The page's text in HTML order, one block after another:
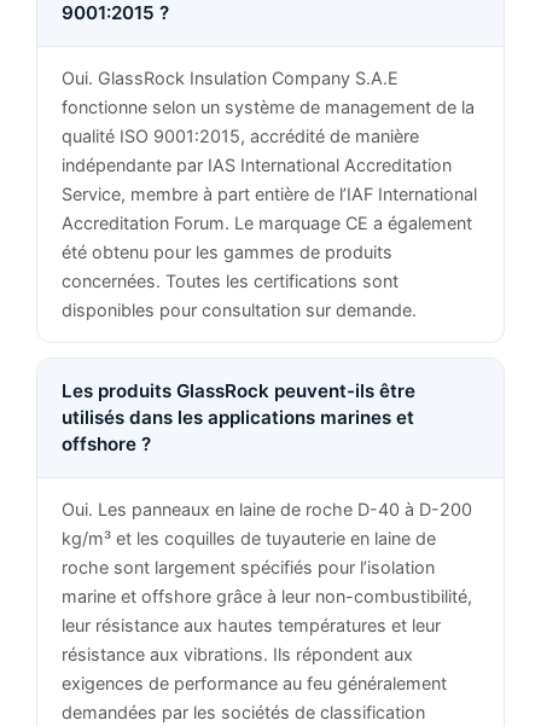
9001:2015 ?
Oui. GlassRock Insulation Company S.A.E
fonctionne selon un système de management de la
qualité ISO 9001:2015, accrédité de manière
indépendante par IAS International Accreditation
Service, membre à part entière de l’IAF International
Accreditation Forum. Le marquage CE a également
été obtenu pour les gammes de produits
concernées. Toutes les certifications sont
disponibles pour consultation sur demande.
Les produits GlassRock peuvent-ils être
utilisés dans les applications marines et
offshore ?
Oui. Les panneaux en laine de roche D-40 à D-200
kg/m³ et les coquilles de tuyauterie en laine de
roche sont largement spécifiés pour l’isolation
marine et offshore grâce à leur non-combustibilité,
leur résistance aux hautes températures et leur
résistance aux vibrations. Ils répondent aux
exigences de performance au feu généralement
demandées par les sociétés de classification